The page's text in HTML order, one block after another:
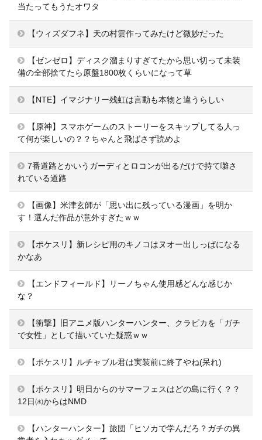
当たってもうたオワタ
【ウィズダフネ】天の村雲作ってみたけど微妙だった
【ゼンゼロ】ディスク溜まりすぎてたから思い切って未装
備の全部捨てたら原盤1800枚くらいになって草
【NTE】イマジナリー残虹は言動も本物と違うらしい
【原神】スマホゲームのストーリーをスキップしてる人っ
て何が楽しいの？？ちゃんと飛ばさず読めよ
7番道路とかいうガーディとロコンが出るだけで持て囃さ
れている道路
【画像】米津玄師が「思い出に残っている漫画」を明か
す！選んだ作品が意外すぎたｗｗ
【ポケスリ】新レシピ用のキノコはヌオー出しっぱになる
かなあ
【エンドフィールド】リーノちゃん使用感どんな感じか
な？
【衝撃】旧アニメ版ハンターハンター、クラピカを「ガチ
で女性」として描いていた疑惑ｗｗ
【ポケスリ】ルチャブル君は実装前に終了やね(呆れ)
【ポケスリ】明日からのサマーフェスはどの島に行く？？
12日㈬からはNMD
【ハンターハンター】旅団「ヒソカで学んだろ？ガチの異